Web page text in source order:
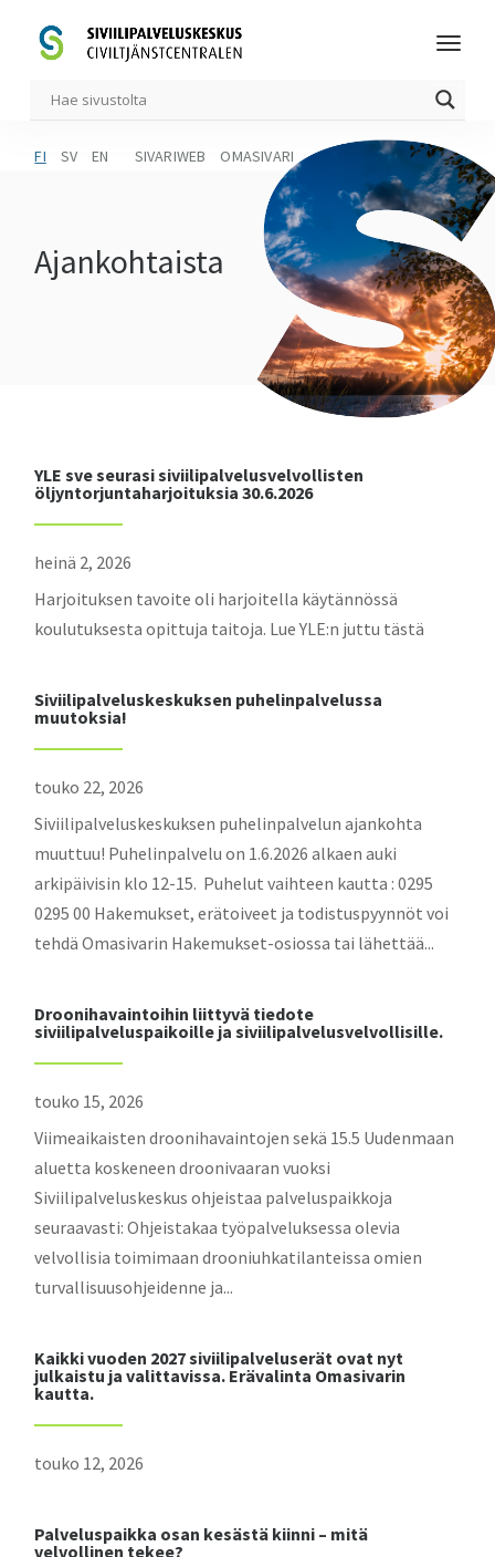
FI SV EN SIVARIWEB OMASIVARI
Ajankohtaista
YLE sve seurasi siviilipalvelusvelvollisten
öljyntorjuntaharjoituksia 30.6.2026
heinä 2, 2026
Harjoituksen tavoite oli harjoitella käytännössä
koulutuksesta opittuja taitoja. Lue YLE:n juttu tästä
Siviilipalveluskeskuksen puhelinpalvelussa
muutoksia!
touko 22, 2026
Siviilipalveluskeskuksen puhelinpalvelun ajankohta
muuttuu! Puhelinpalvelu on 1.6.2026 alkaen auki
arkipäivisin klo 12-15. Puhelut vaihteen kautta : 0295
0295 00 Hakemukset, erätoiveet ja todistuspyynnöt voi
tehdä Omasivarin Hakemukset-osiossa tai lähettää...
Droonihavaintoihin liittyvä tiedote
siviilipalveluspaikoille ja siviilipalvelusvelvollisille.
touko 15, 2026
Viimeaikaisten droonihavaintojen sekä 15.5 Uudenmaan
aluetta koskeneen droonivaaran vuoksi
Siviilipalveluskeskus ohjeistaa palveluspaikkoja
seuraavasti: Ohjeistakaa työpalveluksessa olevia
velvollisia toimimaan drooniuhkatilanteissa omien
turvallisuusohjeidenne ja...
Kaikki vuoden 2027 siviilipalveluserät ovat nyt
julkaistu ja valittavissa. Erävalinta Omasivarin
kautta.
touko 12, 2026
Palveluspaikka osan kesästä kiinni – mitä
velvollinen tekee?